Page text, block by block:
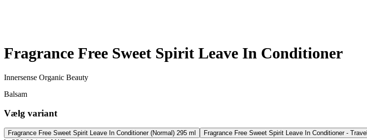
Fragrance Free Sweet Spirit Leave In Conditioner
Innersense Organic Beauty
Balsam
Vælg variant
Fragrance Free Sweet Spirit Leave In Conditioner (Normal) 295 ml Fragrance Free Sweet Spirit Leave In Conditioner - Travel